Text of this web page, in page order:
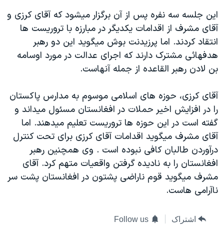
فرهنگ و زندگی
حقوق شهروندی
اقتصادی
علم و فناوری
گالری عکس
آرشیو پخش زنده
مستندها
انتخابات ریاست جمهوری آمریکا ۲۰۲۴
حمله جمهوری اسلامی به اسرائیل
رمز مهسا
اعتراضات زن، زندگی، آزادی
مجموعه مستندهای دادخواهی
تریبونال مردمی آبان ۹۸
دادگاه حمید نوری
چهل سال گروگان‌گیری
قانون شفافیت دارائی کادر رهبری ایران
دنبال کنید
اين جلسه سه نفره پس از آن برگزار ميشود که آقای کرزی و
آقای مشرف از اقدامات يکديگر در مبارزه با تروريست ها
انتقاد کردند. اما پرزيدنت بوش ميگويد اين دو رهبر
هدفهائی مشترک دارند که اجرای عدالت در مورد اوسامه
بن لادن رهبر القاعده از جمله آنهاست.
آقای کرزی، حوزه های اسلامی موسوم به مدارس پاکستان
را در افزايش اخير حملات در افغانستان مسئول ميداند و
گفته است در اين حوزه ها تروريست تعليم ميدهند. اما
آقای مشرف ميگويد اقدامات آقای کرزی برای تحت کنترل
درآوردن طالبان کافی نبوده است . وی همچنين رهبر
افغانستان را به ناديده گرفتن واقعيات متهم کرد. آقای
مشرف ميگويد قوم ناراضی پشتون در افغانستان پشت سر
ناآرامی هاست.
اشتراک Follow us